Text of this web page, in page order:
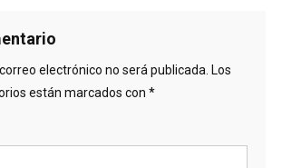
electrónico no será publicada. Los
están marcados con *